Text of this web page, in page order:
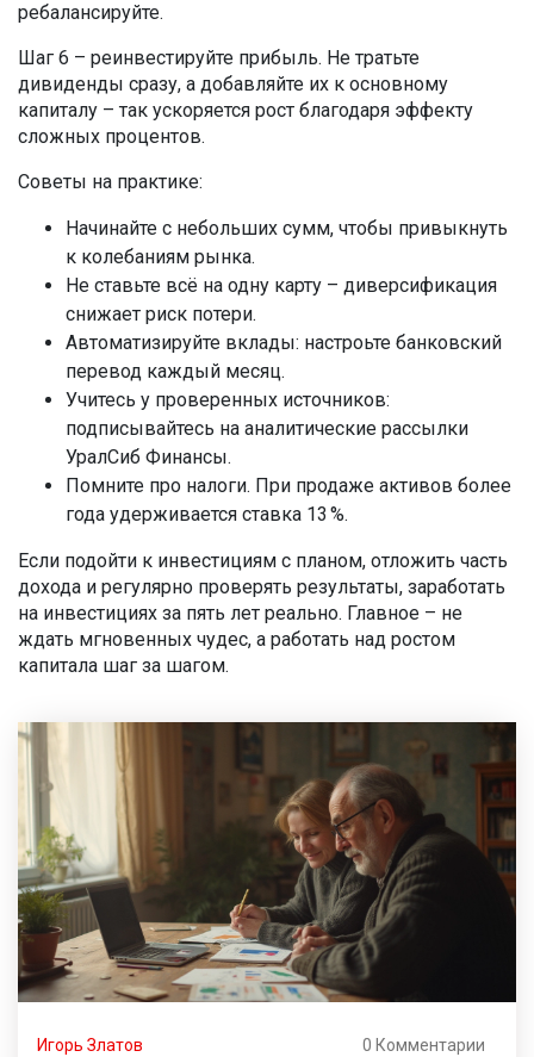
ребалансируйте.
Шаг 6 – реинвестируйте прибыль. Не тратьте
дивиденды сразу, а добавляйте их к основному
капиталу – так ускоряется рост благодаря эффекту
сложных процентов.
Советы на практике:
Начинайте с небольших сумм, чтобы привыкнуть
к колебаниям рынка.
Не ставьте всё на одну карту – диверсификация
снижает риск потери.
Автоматизируйте вклады: настроьте банковский
перевод каждый месяц.
Учитесь у проверенных источников:
подписывайтесь на аналитические рассылки
УралСиб Финансы.
Помните про налоги. При продаже активов более
года удерживается ставка 13 %.
Если подойти к инвестициям с планом, отложить часть
дохода и регулярно проверять результаты, заработать
на инвестициях за пять лет реально. Главное – не
ждать мгновенных чудес, а работать над ростом
капитала шаг за шагом.
Игорь Златов 0 Комментарии